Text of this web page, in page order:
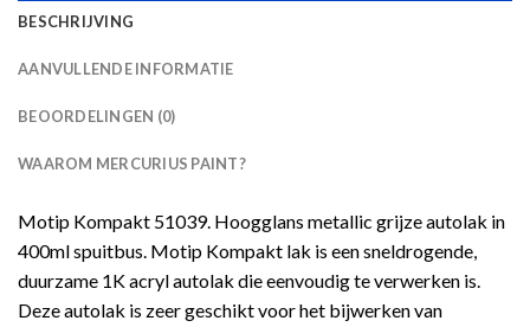
BESCHRIJVING
AANVULLENDE INFORMATIE
BEOORDELINGEN (0)
WAAROM MERCURIUS PAINT?
Motip Kompakt 51039. Hoogglans metallic grijze autolak in
400ml spuitbus. Motip Kompakt lak is een sneldrogende,
duurzame 1K acryl autolak die eenvoudig te verwerken is.
Deze autolak is zeer geschikt voor het bijwerken van